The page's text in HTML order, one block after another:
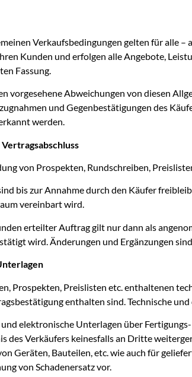
Verkaufsbedingungen gelten für alle
Kunden und erfolgen alle Angebote,
Fassung.
vorgesehene Abweichungen von diesen
und Gegenbestätigungen des
werden.
von Prospekten, Rundschreiben,
bis zur Annahme durch den Käufer
vereinbart wird.
erteilter Auftrag gilt nur dann als
wird. Änderungen und Ergänzungen
Prospekten, Preislisten etc. enthaltenen
enthalten sind. Technische
und elektronische Unterlagen über
des Verkäufers keinesfalls an Dritte
Geräten, Bauteilen, etc. wie auch für
von Schadenersatz vor.